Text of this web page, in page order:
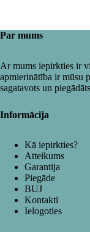
Par mums
Ar mums iepirkties ir
apmierinātība ir mūsu
sagatavots un
Informācija
Kā iepirkties?
Atteikums
Garantija
Piegāde
BUJ
Kontakti
Ielogoties